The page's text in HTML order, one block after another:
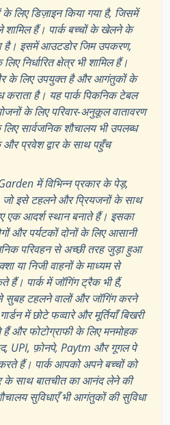
लिए डिज़ाइन किया गया है, जिसमें
शामिल हैं। पार्क बच्चों के खेलने के
है। इसमें आउटडोर जिम उपकरण,
निर्धारित क्षेत्र भी शामिल हैं।
के लिए उपयुक्त है और आगंतुकों के
कराता है। यह पार्क पिकनिक टेबल
के लिए परिवार-अनुकूल वातावरण
सार्वजनिक शौचालय भी उपलब्ध
और प्रवेश द्वार के साथ पहुँच
में विभिन्न प्रकार के पेड़,
जो इसे टहलने और प्रियजनों के साथ
एक आदर्श स्थान बनाते हैं। इसका
और पर्यटकों दोनों के लिए आसानी
परिवहन से अच्छी तरह जुड़ा हुआ
या निजी वाहनों के माध्यम से
पार्क में जॉगिंग ट्रैक भी हैं,
सुबह टहलने वालों और जॉगिंग करने
में छोटे फव्वारे और मूर्तियाँ बिखरी
और फोटोग्राफी के लिए मनमोहक
UPI, फ़ोनपे, Paytm और गूगल पे
हैं। पार्क आपको अपने बच्चों को
के साथ बातचीत का आनंद लेने की
सुविधाएँ भी आगंतुकों की सुविधा